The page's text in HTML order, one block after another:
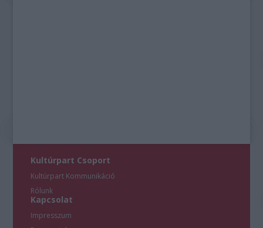
Kultúrpart Csoport
Kultúrpart Kommunikáció
Rólunk
Kapcsolat
Impresszum